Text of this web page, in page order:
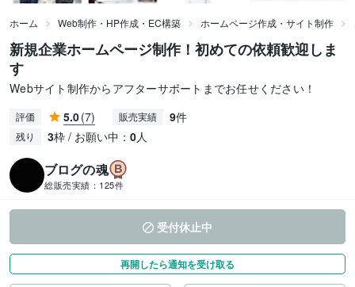
ホーム Web制作・HP作成・EC構築 ホームページ作成・サイト制作
新規企業ホームページ制作！初めての依頼歓迎しま
す
Webサイト制作からアフターサポートまでお任せください！
評価 5.0(7) 販売実績 9件
残り 3枠 / お願い中： 0人
ブログの魂
総販売実績： 125件
受付休止中
再開したら通知を受け取る